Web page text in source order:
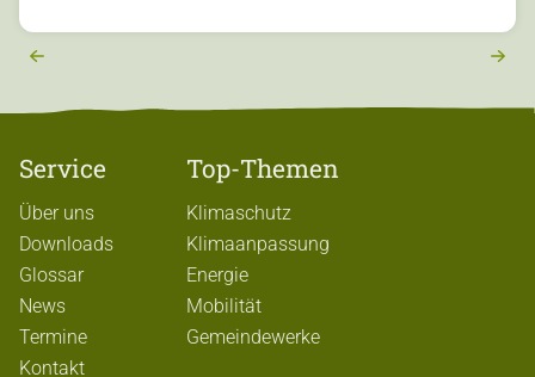
r
Service
Über uns
Downloads
Glossar
News
Termine
Kontakt
Top-Themen
Klimaschutz
Klimaanpassung
Energie
Mobilität
Gemeindewerke